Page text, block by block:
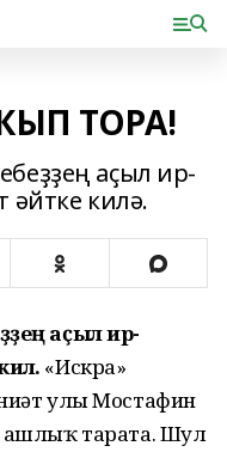
ТОРА!
аҫыл ир-
әйтке килә.
аҫыл ир-
«Искра»
улы Мостафин
ашлыҡ тарата. Шул